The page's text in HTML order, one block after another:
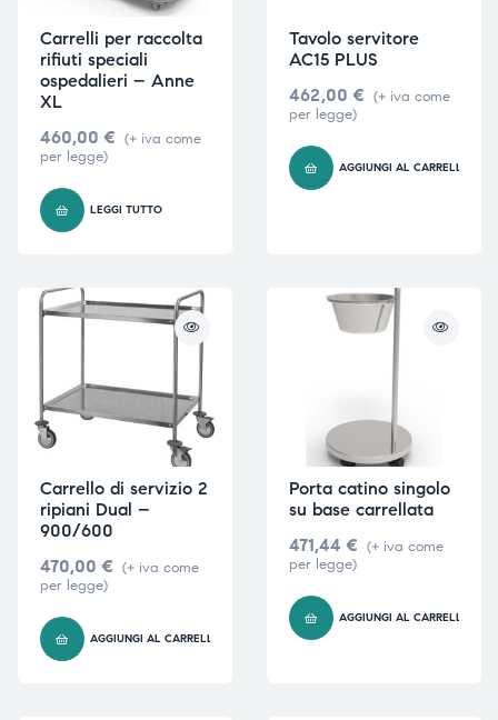
Carrelli per raccolta
rifiuti speciali
ospedalieri – Anne
XL
460,00 € (+ iva come
per legge)
LEGGI TUTTO
Tavolo servitore
AC15 PLUS
462,00 € (+ iva come
per legge)
AGGIUNGI AL CARRELLO
Carrello di servizio 2
ripiani Dual –
900/600
470,00 € (+ iva come
per legge)
AGGIUNGI AL CARRELLO
Porta catino singolo
su base carrellata
471,44 € (+ iva come
per legge)
AGGIUNGI AL CARRELLO